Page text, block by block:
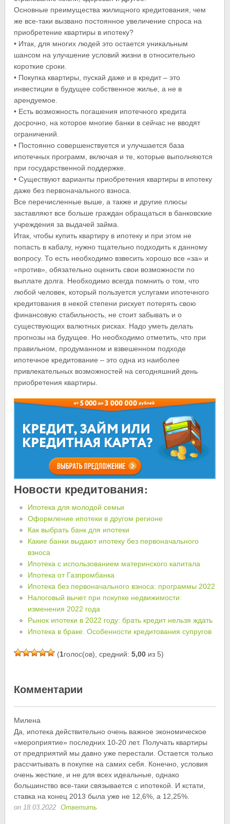
Основные преимущества жилищного кредитования, чем
же все-таки вызвано постоянное увеличение спроса на
приобретение квартиры в ипотеку?
• Итак, для многих людей это остается уникальным
шансом на улучшение условий жизни в относительно
короткие сроки.
• Покупка квартиры, пускай даже и в кредит – это
инвестиции в будущее собственное жилье, а не в
арендуемое.
• Есть возможность погашения ипотечного кредита
досрочно, на которое многие банки в сейчас не вводят
ограничений.
• Постоянно совершенствуется и улучшается база
ипотечных программ, включая и те, которые выполняются
при государственной поддержке.
• Существуют варианты приобретения квартиры в ипотеку
даже без первоначального взноса.
Все перечисленные выше, а также и другие плюсы
заставляют все больше граждан обращаться в банковские
учреждения за выдачей займа.
Итак, чтобы купить квартиру в ипотеку и при этом не
попасть в кабалу, нужно тщательно подходить к данному
вопросу. То есть необходимо взвесить хорошо все «за» и
«против», обязательно оценить свои возможности по
выплате долга. Необходимо всегда помнить о том, что
любой человек, который пользуется услугами ипотечного
кредитования в некой степени рискует потерять свою
финансовую стабильность, не стоит забывать и о
существующих валютных рисках. Надо уметь делать
прогнозы на будущее. Но необходимо отметить, что при
правильном, продуманном и взвешенном подходе
ипотечное кредитование – это одна из наиболее
привлекательных возможностей на сегодняшний день
приобретения квартиры.
Новости кредитования:
Ипотека для молодой семьи
Оформление ипотеки в другом регионе
Как выбрать банк для ипотеки
Какие банки выдают ипотеку без первоначального
взноса
Ипотека с использованием материнского капитала
Ипотека от Газпромбанка
Ипотека без первоначального взноса: программы 2022
Налоговый вычет при покупке недвижимости:
изменения 2022 года
Рынок ипотеки в 2022 году: брать кредит нельзя ждать
Ипотека в браке. Особенности кредитования супругов
(1голос(ов), средний:5,00 из 5)
Комментарии
Милена
Да, ипотека действительно очень важное экономическое
«мероприятие» последних 10-20 лет. Получать квартиры
от предприятий мы давно уже перестали. Остается только
рассчитывать в покупке на самих себя. Конечно, условия
очень жесткие, и не для всех идеальные, однако
большинство все-таки связывается с ипотекой. И кстати,
ставка на конец 2013 была уже не 12,6%, а 12,25%.
on 18.03.2022 Ответить